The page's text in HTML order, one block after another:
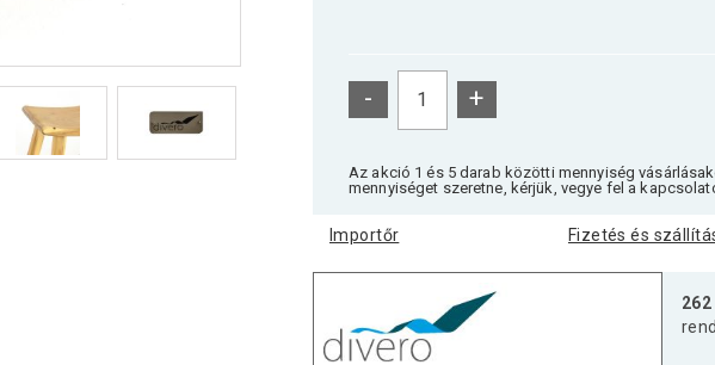
- +
Az akció 1 és 5 darab közötti mennyiség
mennyiséget szeretne, kérjük, vegye fel a
Importőr Fizetés és
262